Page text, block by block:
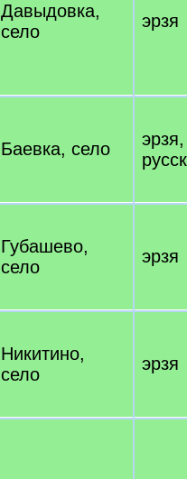
Давыдовка,
село
эрзя
Баевка, село
эрзя,
Губашево,
село
эрзя
Никитино,
село
эрзя